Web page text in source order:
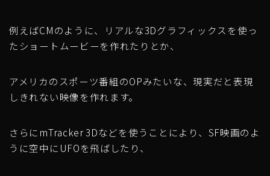
例えばCMのように、リアルな3Dグラフィックスを使っ
たショートムービーを作れたりとか、
アメリカのスポーツ番組のOPみたいな、現実だと表現
しきれない映像を作れます。
さらにmTracker 3Dなどを使うことにより、SF映画のよ
うに空中にUFOを飛ばしたり、